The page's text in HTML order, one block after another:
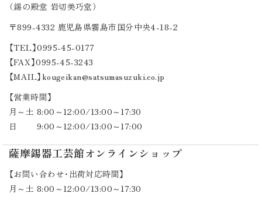
（錫の殿堂 岩切美巧堂）
〒899-4332 鹿児島県霧島市国分中央4-18-2
【TEL】0995-45-0177
【FAX】0995-45-3243
【MAIL】kougeikan@satsumasuzuki.co.jp
【営業時間】
月～土 8:00～12:00/13:00～17:30
日 9:00～12:00/13:00～17:00
薩摩錫器工芸館オンラインショップ
【お問い合わせ・出荷対応時間】
月～土 8:00～12:00/13:00～17:30